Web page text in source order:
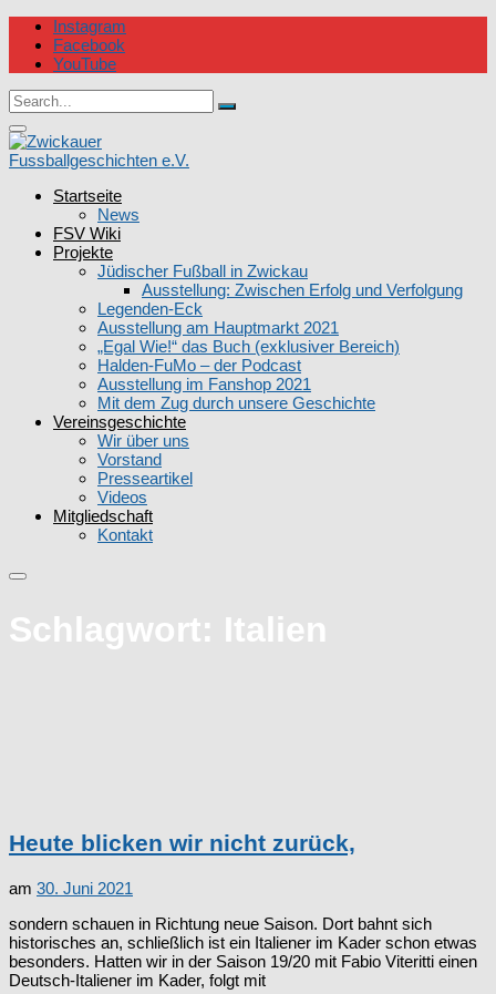
Skip
content
Instagram
Facebook
YouTube
Circular
focus
Search
for:
Search
focus
Zwickauer Fussballgeschichten e.V.
Startseite
News
FSV Wiki
Projekte
Jüdischer Fußball in Zwickau
Ausstellung: Zwischen Erfolg und Verfolgung
Legenden-Eck
Ausstellung am Hauptmarkt 2021
„Egal Wie!“ das Buch (exklusiver Bereich)
Halden-FuMo – der Podcast
Ausstellung im Fanshop 2021
Mit dem Zug durch unsere Geschichte
Vereinsgeschichte
Wir über uns
Vorstand
Presseartikel
Videos
Mitgliedschaft
Kontakt
Schlagwort: Italien
Heute blicken wir nicht zurück,
am 30. Juni 2021
sondern schauen in Richtung neue Saison. Dort bahnt sich
historisches an, schließlich ist ein Italiener im Kader schon etwas
besonders. Hatten wir in der Saison 19/20 mit Fabio Viteritti einen
Deutsch-Italiener im Kader, folgt mit